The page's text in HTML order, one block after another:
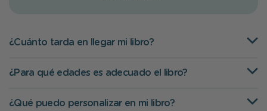
¿Cuánto tarda en llegar mi libro?
¿Para qué edades es adecuado el libro?
¿Qué puedo personalizar en mi libro?